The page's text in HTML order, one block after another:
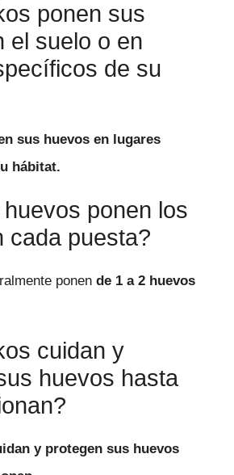
ponen sus
el suelo o en
de su
sus huevos en lugares
hábitat.
ponen los
cada puesta?
ponen de 1 a 2 huevos
cuidan y
huevos hasta
y protegen sus huevos